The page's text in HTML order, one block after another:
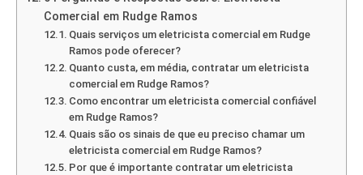
Comercial em Rudge Ramos
Quais serviços um eletricista comercial em Rudge
Ramos pode oferecer?
Quanto custa, em média, contratar um eletricista
comercial em Rudge Ramos?
Como encontrar um eletricista comercial confiável
em Rudge Ramos?
Quais são os sinais de que eu preciso chamar um
eletricista comercial em Rudge Ramos?
Por que é importante contratar um eletricista